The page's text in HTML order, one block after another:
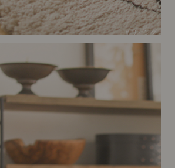
# リビング